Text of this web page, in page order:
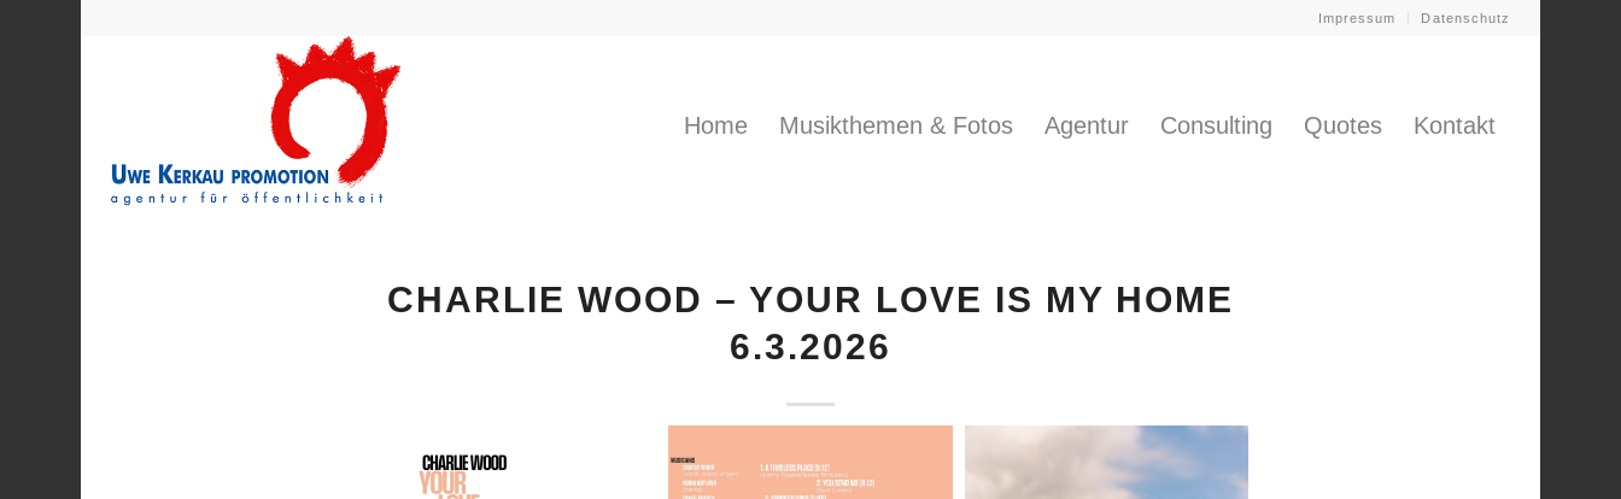
Impressum Datenschutz
Home Musikthemen & Fotos Agentur Consulting Quotes Kontakt
CHARLIE WOOD – YOUR LOVE IS MY HOME
6.3.2026